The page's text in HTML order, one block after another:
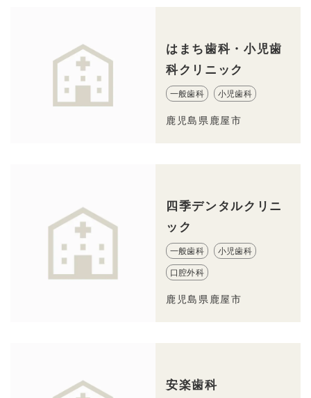
はまち歯科・小児歯
科クリニック
一般歯科 小児歯科
鹿児島県鹿屋市
四季デンタルクリニ
ック
一般歯科 小児歯科
口腔外科
鹿児島県鹿屋市
安楽歯科